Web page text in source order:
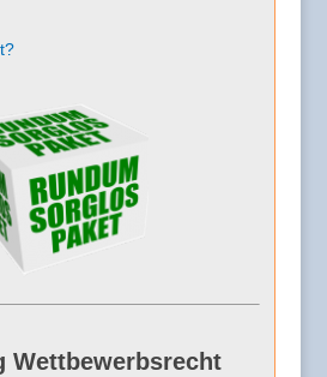
Wettbewerbsrecht